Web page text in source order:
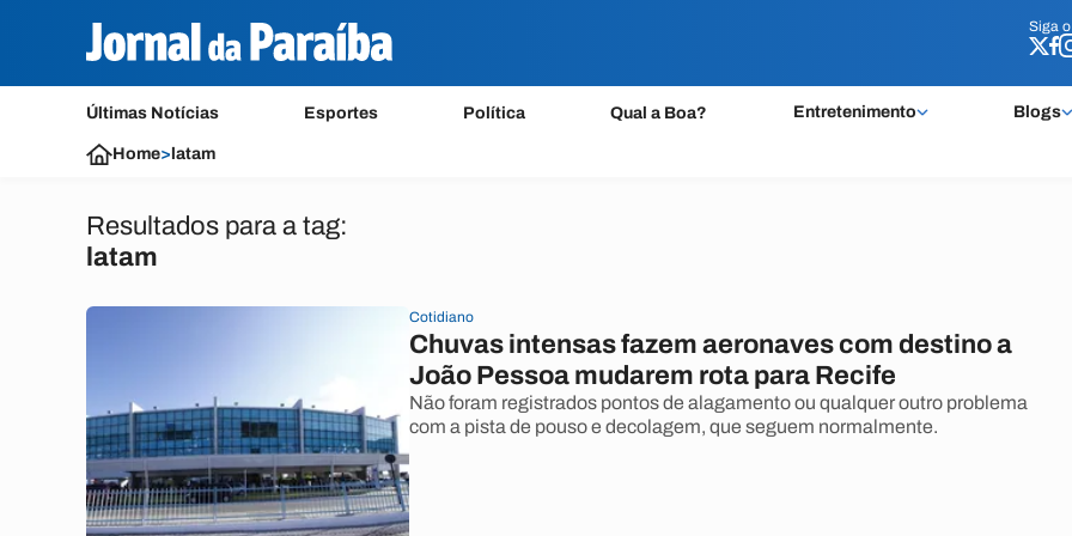
Siga o
Últimas Notícias Esportes Política Qual a Boa? Entretenimento Blogs
Siga o
Home> latam
Resultados para a tag:
latam
Cotidiano
Chuvas intensas fazem aeronaves com destino a
João Pessoa mudarem rota para Recife
Não foram registrados pontos de alagamento ou qualquer outro problema
com a pista de pouso e decolagem, que seguem normalmente.